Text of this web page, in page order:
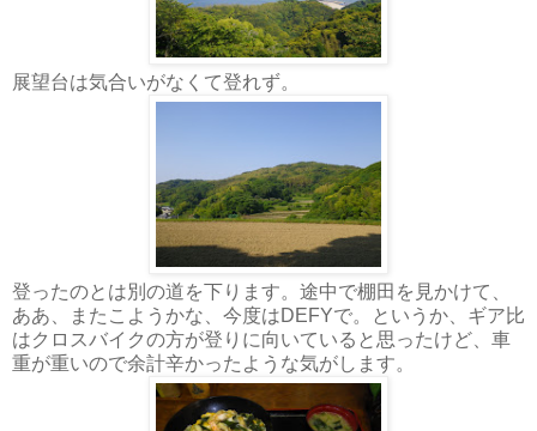
展望台は気合いがなくて登れず。
登ったのとは別の道を下ります。途中で棚田を見かけて、
ああ、またこようかな、今度はDEFYで。というか、ギア比
はクロスバイクの方が登りに向いていると思ったけど、車
重が重いので余計辛かったような気がします。